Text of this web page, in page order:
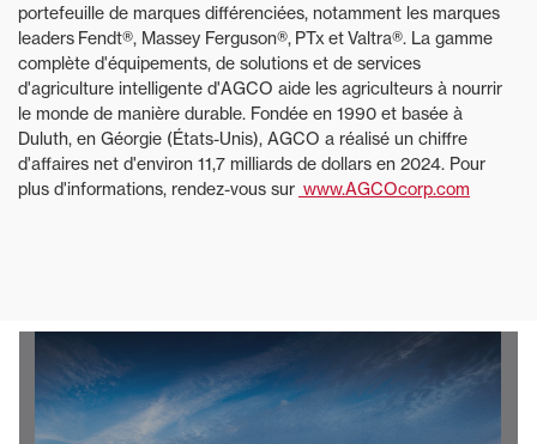
portefeuille de marques différenciées, notamment les marques
leaders Fendt®, Massey Ferguson®, PTx et Valtra®. La gamme
complète d'équipements, de solutions et de services
d'agriculture intelligente d'AGCO aide les agriculteurs à nourrir
le monde de manière durable. Fondée en 1990 et basée à
Duluth, en Géorgie (États-Unis), AGCO a réalisé un chiffre
d'affaires net d'environ 11,7 milliards de dollars en 2024. Pour
plus d'informations, rendez-vous sur www.AGCOcorp.com